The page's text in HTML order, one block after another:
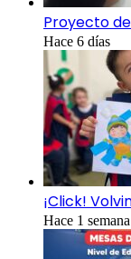
Proyecto
Hace 6 días
¡Click!
Hace 1 semana